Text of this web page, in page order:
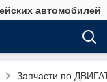
автомобилей
Запчасти по